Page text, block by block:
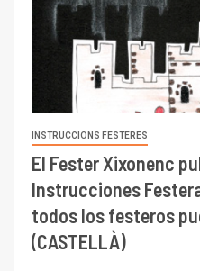
INSTRUCCIONS FESTERES
El Fester Xixonenc
Instrucciones
todos los festeros
(CASTELLÀ)